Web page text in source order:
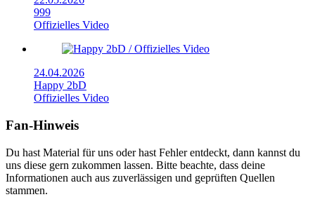
999
Offizielles Video
24.04.2026
Happy 2bD
Offizielles Video
Fan-Hinweis
Du hast Material für uns oder hast Fehler entdeckt, dann kannst du
uns diese gern zukommen lassen. Bitte beachte, dass deine
Informationen auch aus zuverlässigen und geprüften Quellen
stammen.